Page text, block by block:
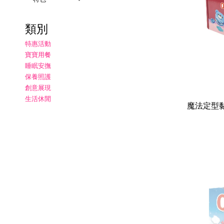
類別
特惠活動
寶寶用餐
睡眠安撫
保養照護
創意展現
生活休閒
魔法定型